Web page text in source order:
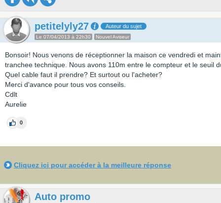
petitelyly27 Auteur du sujet
Le 07/04/2013 à 22h30 Nouvel Aviseur
Bonsoir! Nous venons de réceptionner la maison ce vendredi et
tranchee technique. Nous avons 110m entre le compteur et le seuil
Quel cable faut il prendre? Et surtout ou l'acheter?
Merci d'avance pour tous vos conseils.
Cdlt
Aurelie
0
Cliquez ici pour accéder à la meilleure réponse
Auto promo